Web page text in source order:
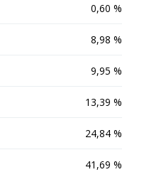
0,60 %
8,98 %
9,95 %
13,39 %
24,84 %
41,69 %